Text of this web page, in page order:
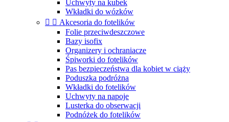
Uchwyty na kubek
Wkładki do wózków
  Akcesoria do fotelików
Folie przeciwdeszczowe
Bazy isofix
Organizery i ochraniacze
Śpiworki do fotelików
Pas bezpieczeństwa dla kobiet w ciąży
Poduszka podróżna
Wkładki do fotelików
Uchwyty na napoje
Lusterka do obserwacji
Podnóżek do fotelików